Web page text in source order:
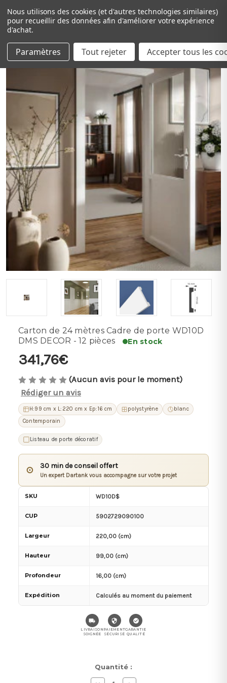
Passer au contenu principal
Carton de 24 mètres Cadre de porte WD10D
DMS DECOR - 12 pièces
En stock
341,76€
(Aucun avis pour le moment)
Rédiger un avis
H:99 cm x L:220 cm x Ep:16 cm polystyrène
blanc
Contemporain
Listeau de porte décoratif
⊙ 30 min de conseil offert
Un expert Dartank vous accompagne sur votre projet
SKU WD10D$
CUP 5902729090100
Largeur 220,00 (cm)
Hauteur 99,00 (cm)
Profondeur 16,00 (cm)
Expédition Calculés au moment du paiement
LIVRAISON
SOIGNÉE
PAIEMENT
SÉCURISÉ
GARANTIE
QUALITÉ
Quantité :
Nous utilisons des cookies (et d'autres technologies similaires)
pour recueillir des données afin d'améliorer votre expérience
d'achat.
Paramètres Tout rejeter Accepter tous les